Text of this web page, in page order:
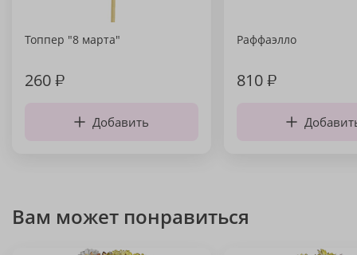
Топпер "8 марта"
260₽
Добавить
Раффаэлло
810₽
Вам может понравиться